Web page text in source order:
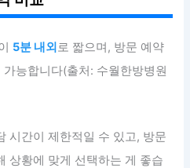
5분 내외로 짧으며, 방문 예약
능합니다(출처: 수월한방병원
시간이 제한적일 수 있고, 방문
상황에 맞게 선택하는 게 좋습